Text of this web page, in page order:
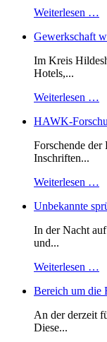
Weiterlesen …
Gewerkschaft
Im Kreis
Hotels,...
Weiterlesen …
HAWK-
Forschende
Inschriften...
Weiterlesen …
Unbekannte
In der Nacht
und...
Weiterlesen …
Bereich um die
An der derzeit
Diese...